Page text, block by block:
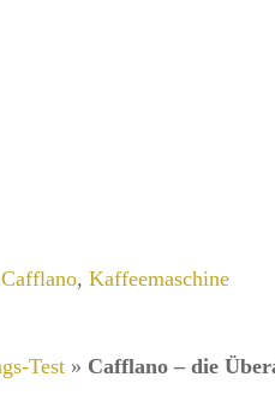
Cafflano,Kaffeemaschine
Test » Cafflano – die